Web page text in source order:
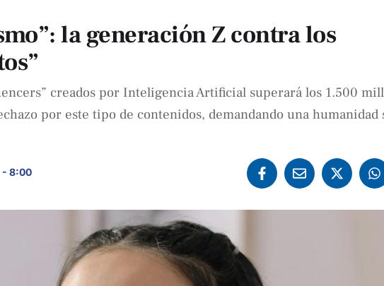
la generación Z contra los
creados por Inteligencia Artificial superará los 1.500
por este tipo de contenidos, demandando una humanidad
- 8:00